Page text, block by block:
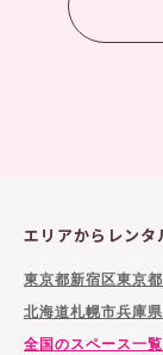
エリアからレンタ
東京都新宿区東京
北海道札幌市兵庫
全国のスペース一覧